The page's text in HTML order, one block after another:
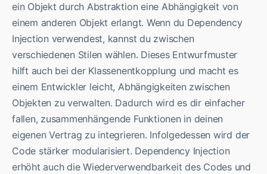
ein Objekt durch Abstraktion eine Abhängigkeit von
einem anderen Objekt erlangt. Wenn du Dependency
Injection verwendest, kannst du zwischen
verschiedenen Stilen wählen. Dieses Entwurfmuster
hilft auch bei der Klassenentkopplung und macht es
einem Entwickler leicht, Abhängigkeiten zwischen
Objekten zu verwalten. Dadurch wird es dir einfacher
fallen, zusammenhängende Funktionen in deinen
eigenen Vertrag zu integrieren. Infolgedessen wird der
Code stärker modularisiert. Dependency Injection
erhöht auch die Wiederverwendbarkeit des Codes und